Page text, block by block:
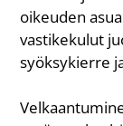
oikeuden
vastikekulut
syöksykierre